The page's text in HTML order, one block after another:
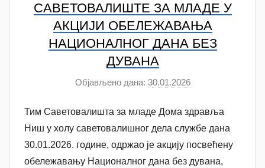
САВЕТОВАЛИШТЕ ЗА МЛАДЕ У
АКЦИЈИ ОБЕЛЕЖАВАЊА
НАЦИОНАЛНОГ ДАНА БЕЗ
ДУВАНА
Објављено дана: 30.01.2026а
т
о
р
A
Тим Саветовалишта за младе Дома здравља
Ниш у холу саветовалишног дела службе дана
30.01.2026. године, одржао је акцију посвећену
обележавању Националног дана без дувана,